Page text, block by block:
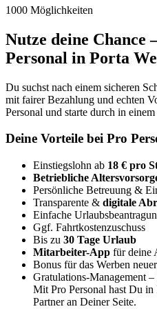
1000 Möglichkeiten
Nutze deine Chance
Personal in Porta
Du suchst nach einem sicheren
mit fairer Bezahlung und echten
Personal und starte durch in
Deine Vorteile bei Pro
Einstiegslohn ab 18 € pro
Betriebliche
Persönliche Betreuung &
Transparente & digitale
Einfache
Ggf. Fahrtkostenzuschuss
Bis zu 30 Tage Urlaub
Mitarbeiter-App für deine
Bonus für das Werben
Gratulations-Management
Mit Pro Personal hast Du in
Partner an Deiner Seite.